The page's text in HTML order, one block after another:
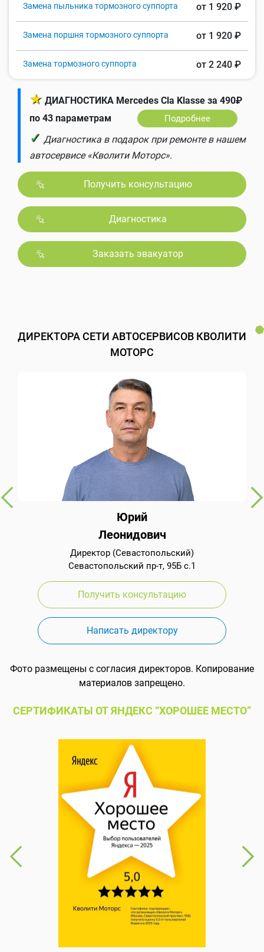
Замена пыльника тормозного суппорта от 1 920 ₽
Замена поршня тормозного суппорта от 1 920 ₽
Замена тормозного суппорта от 2 240 ₽
★ ДИАГНОСТИКА Mercedes Cla Klasse за 490₽
по 43 параметрам
Подробнее
✓ Диагностика в подарок при ремонте в нашем
автосервисе «Кволити Моторс».
Получить консультацию
Диагностика
Заказать эвакуатор
ДИРЕКТОРА СЕТИ АВТОСЕРВИСОВ КВОЛИТИ
МОТОРС
Юрий
Леонидович
Директор (Севастопольский)
Севастопольский пр-т, 95Б с.1
Получить консультацию
Написать директору
Фото размещены с согласия директоров. Копирование
материалов запрещено.
СЕРТИФИКАТЫ ОТ ЯНДЕКС “ХОРОШЕЕ МЕСТО”